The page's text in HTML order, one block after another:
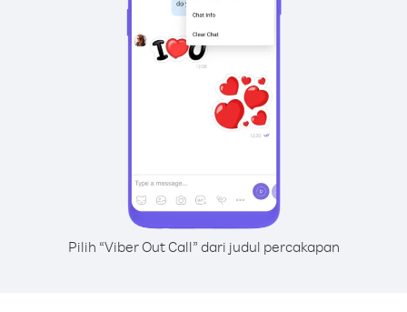
Pilih “Viber Out Call” dari judul percakapan